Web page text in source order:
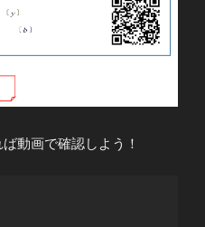
動画で確認しよう！